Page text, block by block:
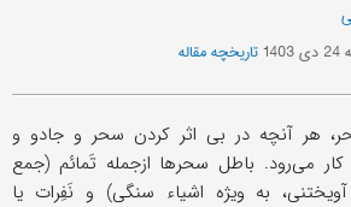
تاریخچه مقاله
هر آنچه در بی اثر کردن سحر و جادو و
کار می‌رود. باطل سحرها ازجمله تَمائم (جمع
به ویژه اشیاء سنگی) و نَفِرات یا